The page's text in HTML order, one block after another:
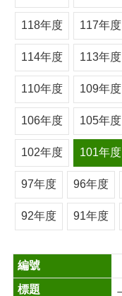
118年度 117年度
114年度 113年度
110年度 109年度
106年度 105年度
102年度 101年度
97年度 96年度
92年度 91年度